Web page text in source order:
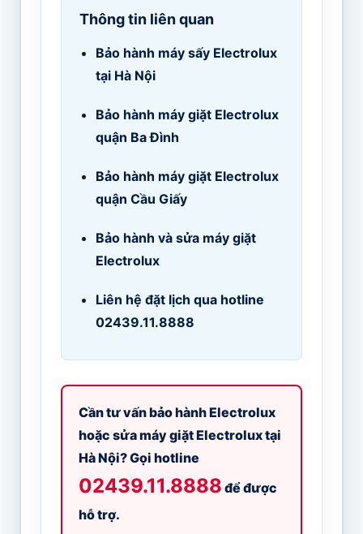
Thông tin liên quan
Bảo hành máy sấy Electrolux
tại Hà Nội
Bảo hành máy giặt Electrolux
quận Ba Đình
Bảo hành máy giặt Electrolux
quận Cầu Giấy
Bảo hành và sửa máy giặt
Electrolux
Liên hệ đặt lịch qua hotline
02439.11.8888
Cần tư vấn bảo hành Electrolux
hoặc sửa máy giặt Electrolux tại
Hà Nội? Gọi hotline
02439.11.8888 để được
hỗ trợ.